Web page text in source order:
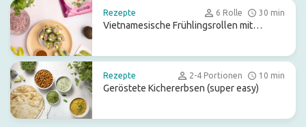
Rezepte 6 Rolle 30 min
Vietnamesische Frühlingsrollen mit
Rezepte 2-4 Portionen 10 min
Geröstete Kichererbsen (super easy)